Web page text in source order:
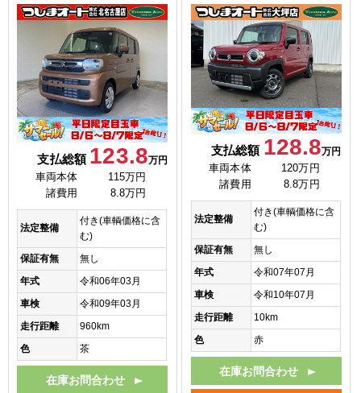
支払総額 123.8万円
車両本体
115万円
諸費用
8.8万円
法定整備
付き(車輌価格に含
む)
保証有無
無し
年式
令和06年03月
車検
令和09年03月
走行距離
960km
色
茶
在庫お問合わせ
支払総額 128.8万円
車両本体
120万円
諸費用
8.8万円
法定整備
付き(車輌価格に含
む)
保証有無
無し
年式
令和07年07月
車検
令和10年07月
走行距離
10km
色
赤
在庫お問合わせ